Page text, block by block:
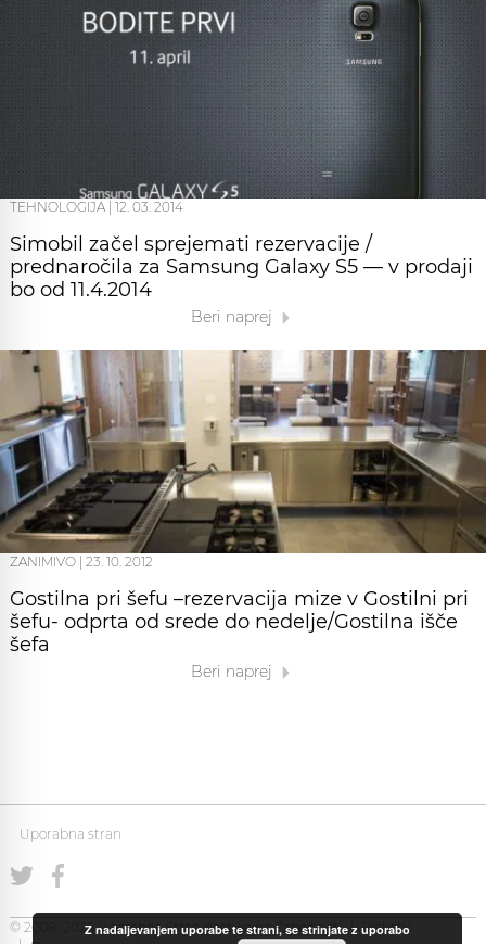
TEHNOLOGIJA | 12. 03. 2014
Simobil začel sprejemati rezervacije /
prednaročila za Samsung Galaxy S5 — v prodaji
bo od 11.4.2014
Beri naprej
ZANIMIVO 23. 10. 2012
Gostilna pri šefu –rezervacija mize v Gostilni pri
šefu- odprta od srede do nedelje/Gostilna išče
šefa
Beri naprej
Uporabna stran
© 2008-2026 Uporabna Stran gostuje naZabec.net
Piškotki
Z nadaljevanjem uporabe te strani, se strinjate z uporabo